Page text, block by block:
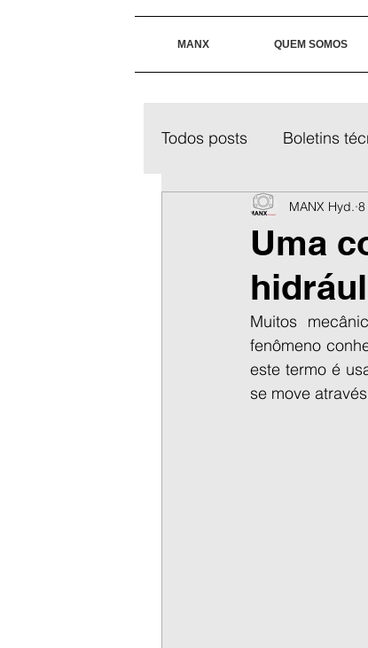
MANX QUEM SOMOS
Todos posts Boletins
Uma
MANX Hyd. 8
Muitos
fenômeno
este termo é
se move